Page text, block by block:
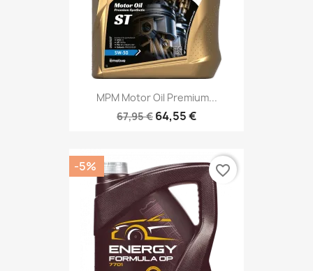
MPM Motor Oil Premium...
67,95 € 64,55 €
-5% favorite_border